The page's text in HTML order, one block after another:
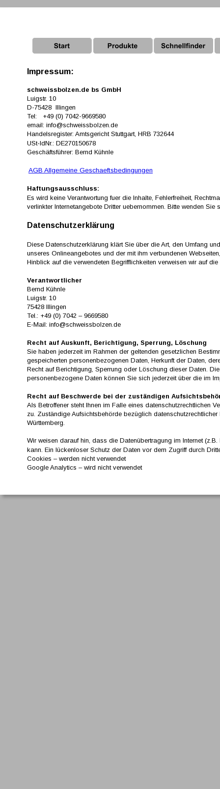
Impressum:
schweissbolzen.de bs GmbH
Luigstr. 10
D-75428  Illingen
Tel:   +49 (0) 7042-9669580
email: info@schweissbolzen.de
Handelsregister: Amtsgericht Stuttgart, HRB 732644
USt-IdNr.: DE270150678
Geschäftsführer: Bernd Kühnle
AGB Allgemeine Geschaeftsbedingungen
Haftungsausschluss:
Es wird keine Verantwortung fuer die Inhalte, Fehlerfreiheit,
verlinkter Internetangebote Dritter uebernommen. Bitte wenden
Datenschutzerklärung
Diese Datenschutzerklärung klärt Sie über die Art, den Umfang
unseres Onlineangebotes und der mit ihm verbundenen
Hinblick auf die verwendeten Begrifflichkeiten verweisen wir auf
Verantwortlicher
Bernd Kühnle
Luigstr. 10
75428 Illingen
Tel.: +49 (0) 7042 – 9669580
E-Mail: info@schweissbolzen.de
Recht auf Auskunft, Berichtigung, Sperrung, Löschung
Sie haben jederzeit im Rahmen der geltenden gesetzlichen
gespeicherten personenbezogenen Daten, Herkunft der Daten,
Recht auf Berichtigung, Sperrung oder Löschung dieser Daten.
personenbezogene Daten können Sie sich jederzeit über die im
Recht auf Beschwerde bei der zuständigen
Als Betroffener steht Ihnen im Falle eines datenschutzrechtlichen
zu. Zuständige Aufsichtsbehörde bezüglich
Württemberg.
Wir weisen darauf hin, dass die Datenübertragung im Internet
kann. Ein lückenloser Schutz der Daten vor dem Zugriff durch
Cookies – werden nicht verwendet
Google Analytics – wird nicht verwendet